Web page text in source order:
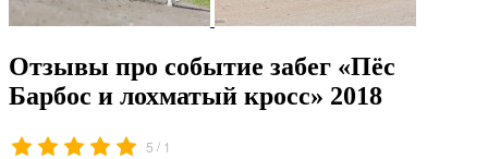
Отзывы про событие забег «Пёс
Барбос и лохматый кросс» 2018
5 / 1